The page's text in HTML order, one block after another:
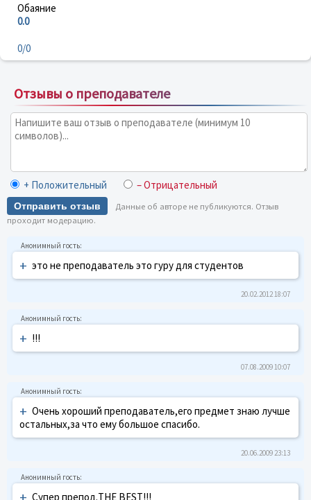
Обаяние
0.0
0/0
Отзывы о преподавателе
+ Положительный – Отрицательный
Отправить отзыв
Данные об авторе не публикуются. Отзыв
проходит модерацию.
+ это не преподаватель это гуру для студентов
20.02.2012 18:07
+ !!!
07.08.2009 10:07
+ Очень хороший преподаватель,его предмет знаю лучше
остальных,за что ему большое спасибо.
20.06.2009 23:13
Супер препод.THE BEST!!!